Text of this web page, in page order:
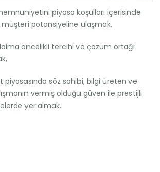
piyasa koşulları içerisinde
potansiyeline ulaşmak,
öncelikli tercihi ve çözüm ortağı
piyasasında söz sahibi, bilgi üreten ve
vermiş olduğu güven ile prestijli
yer almak.